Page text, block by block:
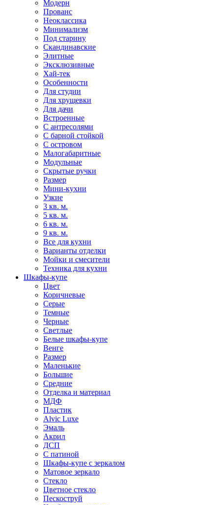
Модерн
Прованс
Неоклассика
Минимализм
Под старину
Скандинавские
Элитные
Эксклюзивные
Хай-тек
Особенности
Для студии
Для хрущевки
Для дачи
Встроенные
С антресолями
С барной стойкой
С островом
Малогабаритные
Модульные
Скрытые ручки
Размер
Мини-кухни
Узкие
3 кв. м.
5 кв. м.
6 кв. м.
9 кв. м.
Все для кухни
Варианты отделки
Мойки и смесители
Техника для кухни
Шкафы-купе
Цвет
Коричневые
Серые
Темные
Черные
Светлые
Белые шкафы-купе
Венге
Размер
Маленькие
Большие
Средние
Отделка и материал
МДФ
Пластик
Alvic Luxe
Эмаль
Акрил
ДСП
С патиной
Шкафы-купе с зеркалом
Матовое зеркало
Стекло
Цветное стекло
Пескоструй